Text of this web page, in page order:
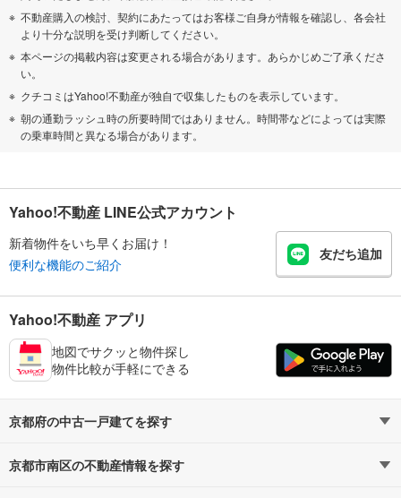
不動産購入の検討、契約にあたってはお客様ご自身が情報を確認し、各会社
より十分な説明を受け判断してください。
本ページの掲載内容は変更される場合があります。あらかじめご了承くださ
い。
クチコミはYahoo!不動産が独自で収集したものを表示しています。
朝の通勤ラッシュ時の所要時間ではありません。時間帯などによっては実際
の乗車時間と異なる場合があります。
Yahoo!不動産 LINE公式アカウント
新着物件をいち早くお届け！
便利な機能のご紹介
友だち追加
Yahoo!不動産 アプリ
地図でサクッと物件探し
物件比較が手軽にできる
京都府の中古一戸建てを探す
路線・駅から探す
京都市南区の不動産情報を探す